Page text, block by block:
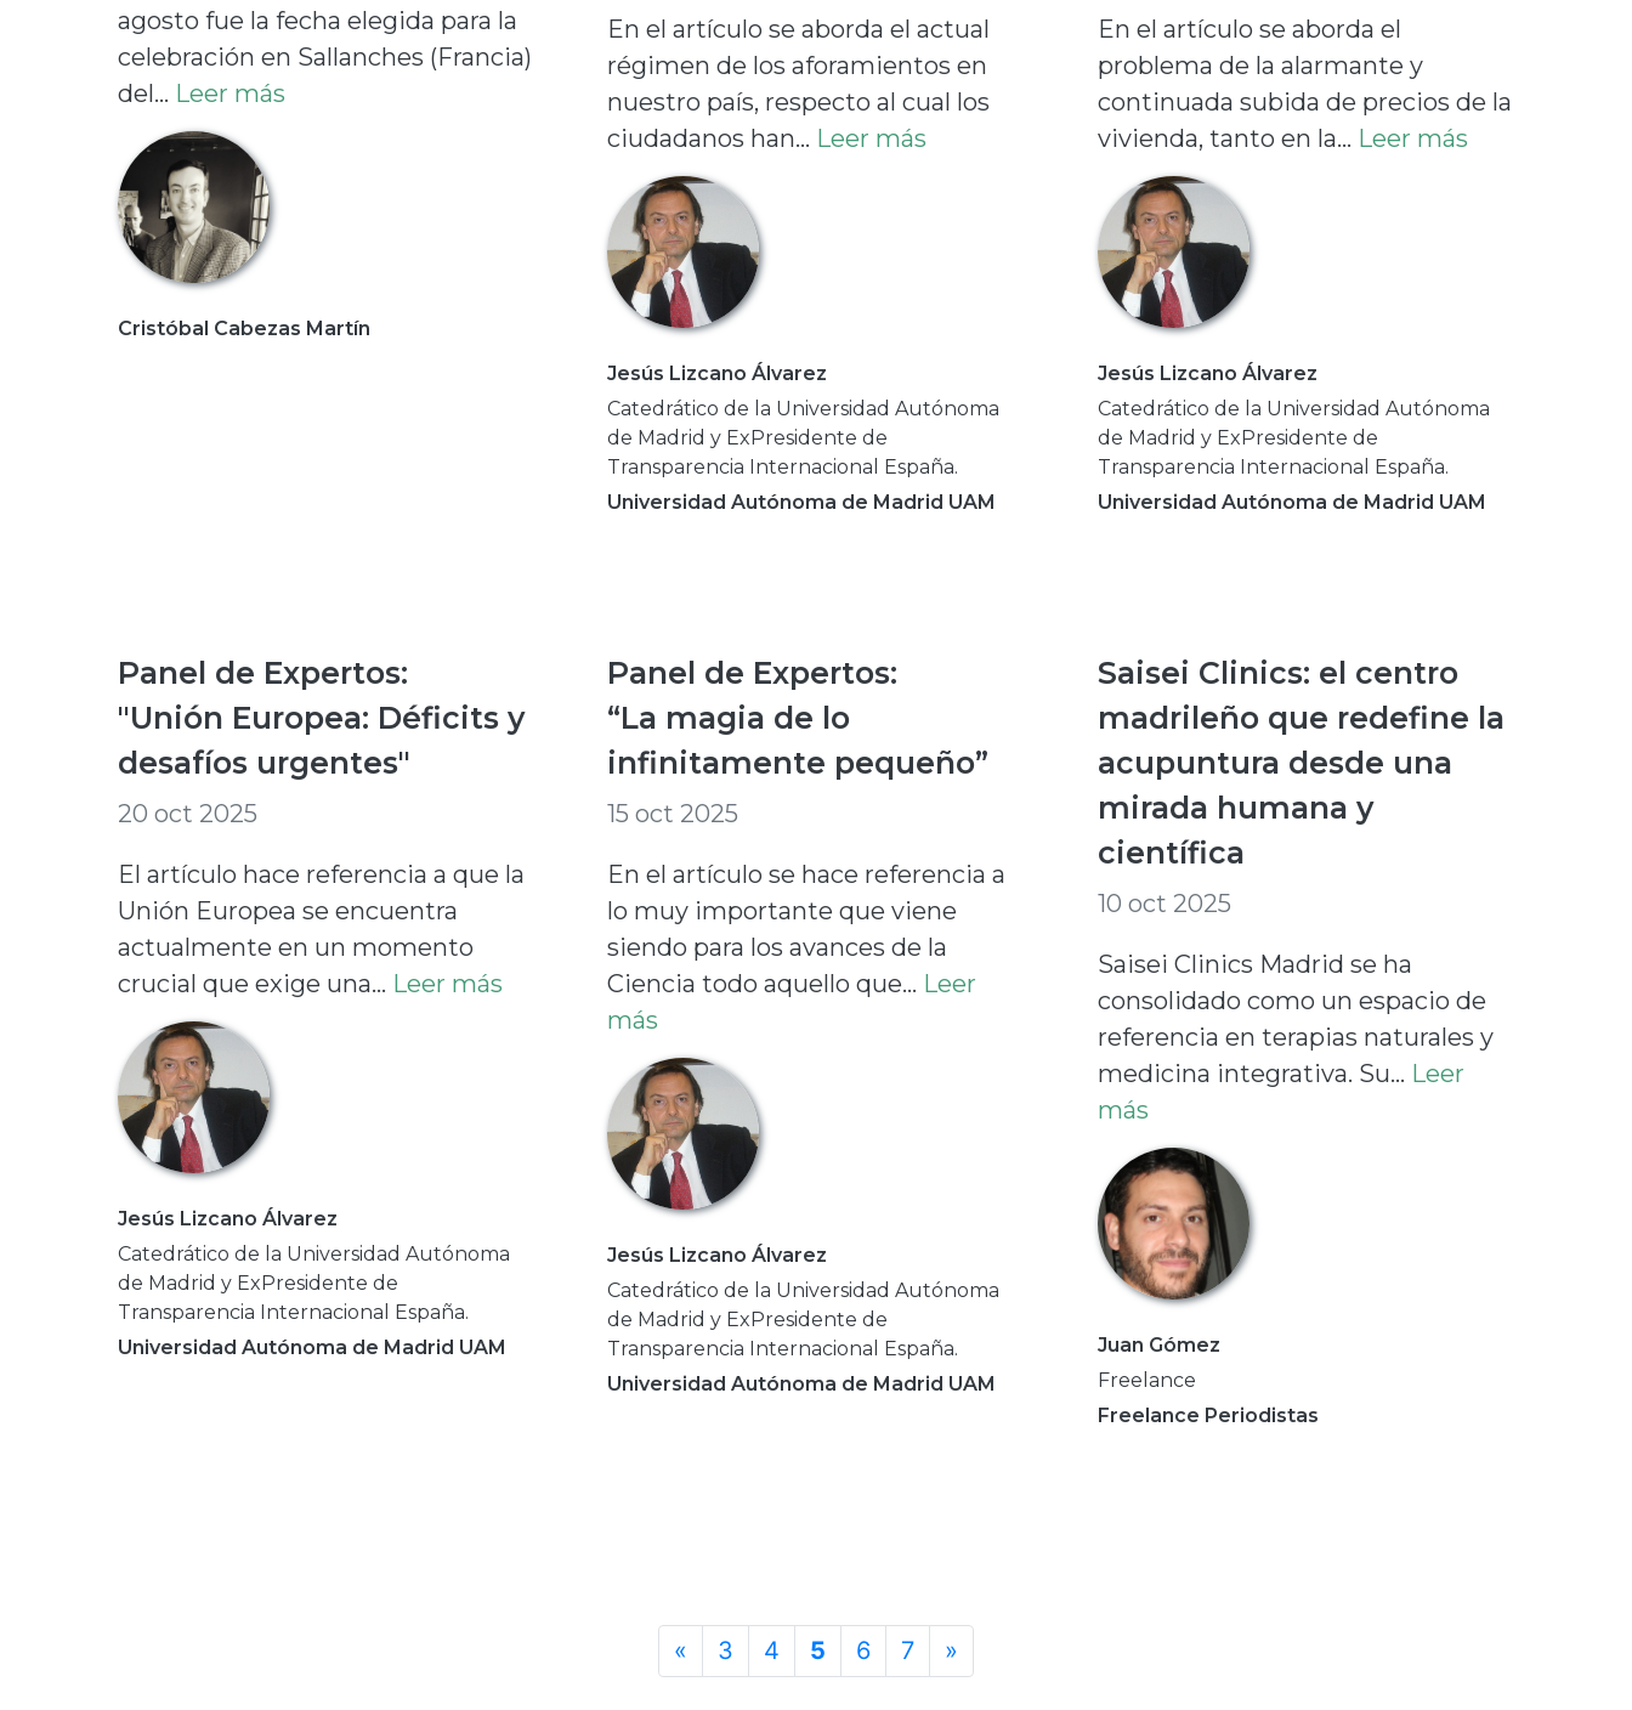
agosto fue la fecha elegida para la
celebración en Sallanches (Francia)
del... Leer más
Cristóbal Cabezas Martín
En el artículo se aborda el actual
régimen de los aforamientos en
nuestro país, respecto al cual los
ciudadanos han... Leer más
Jesús Lizcano Álvarez
Catedrático de la Universidad Autónoma
de Madrid y ExPresidente de
Transparencia Internacional España.
Universidad Autónoma de Madrid UAM
En el artículo se aborda el
problema de la alarmante y
continuada subida de precios de la
vivienda, tanto en la... Leer más
Jesús Lizcano Álvarez
Catedrático de la Universidad Autónoma
de Madrid y ExPresidente de
Transparencia Internacional España.
Universidad Autónoma de Madrid UAM
Panel de Expertos:
"Unión Europea: Déficits y
desafíos urgentes"
20 oct 2025
El artículo hace referencia a que la
Unión Europea se encuentra
actualmente en un momento
crucial que exige una... Leer más
Jesús Lizcano Álvarez
Catedrático de la Universidad Autónoma
de Madrid y ExPresidente de
Transparencia Internacional España.
Universidad Autónoma de Madrid UAM
Panel de Expertos:
“La magia de lo
infinitamente pequeño”
15 oct 2025
En el artículo se hace referencia a
lo muy importante que viene
siendo para los avances de la
Ciencia todo aquello que... Leer
más
Jesús Lizcano Álvarez
Catedrático de la Universidad Autónoma
de Madrid y ExPresidente de
Transparencia Internacional España.
Universidad Autónoma de Madrid UAM
Saisei Clinics: el centro
madrileño que redefine la
acupuntura desde una
mirada humana y
científica
10 oct 2025
Saisei Clinics Madrid se ha
consolidado como un espacio de
referencia en terapias naturales y
medicina integrativa. Su... Leer
más
Juan Gómez
Freelance
Freelance Periodistas
« 3 4 5 6 7 »